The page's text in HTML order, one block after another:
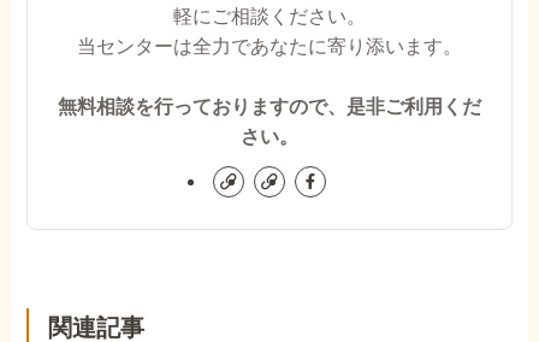
軽にご相談ください。
当センターは全力であなたに寄り添います。
無料相談を行っておりますので、是非ご利用くだ
さい。
関連記事